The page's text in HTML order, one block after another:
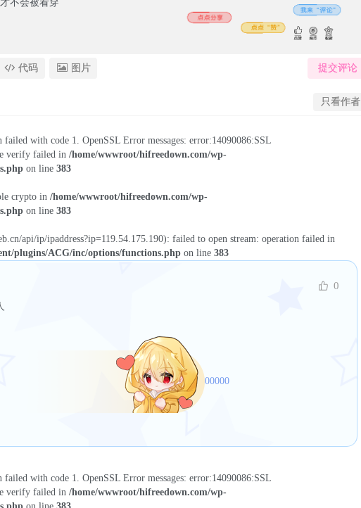
提交评论
代码 图片
只看作者
with code 1. OpenSSL Error messages: error:14090086:SSL
verify failed in /home/wwwroot/hifreedown.com/wp-
on line 383
crypto in /home/wwwroot/hifreedown.com/wp-
on line 383
api/ip/ipaddress?ip=119.54.175.190): failed to open stream: operation failed in
plugins/ACG/inc/options/functions.php on line 383
0
00000
with code 1. OpenSSL Error messages: error:14090086:SSL
verify failed in /home/wwwroot/hifreedown.com/wp-